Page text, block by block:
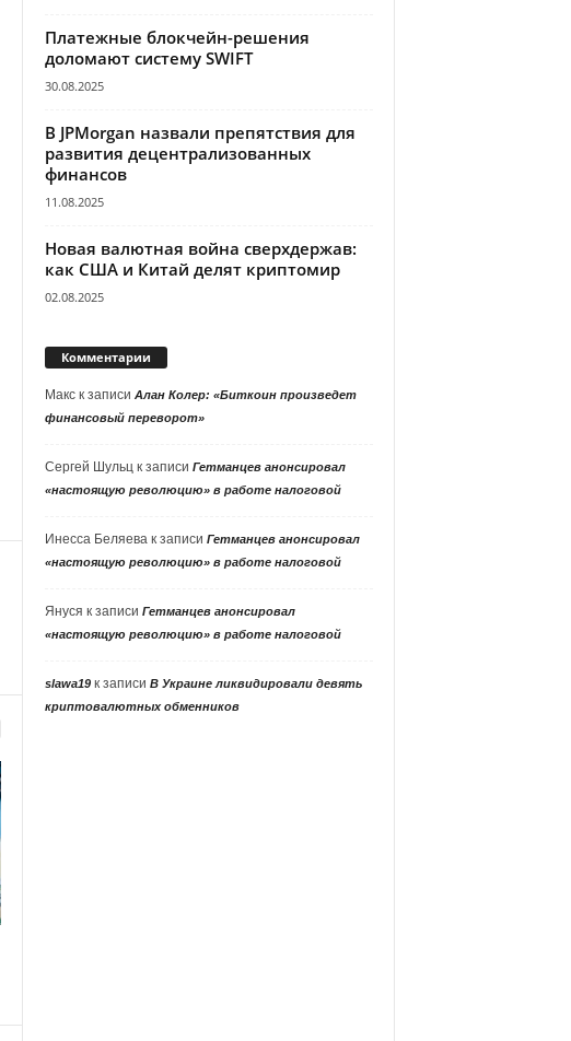
Платежные блокчейн-решения
доломают систему SWIFT
30.08.2025
В JPMorgan назвали препятствия для
развития децентрализованных
финансов
11.08.2025
Новая валютная война сверхдержав:
как США и Китай делят криптомир
02.08.2025
Комментарии
Макск записи Алан Колер: «Биткоин произведет
финансовый переворот»
Сергей Шульцк записи Гетманцев анонсировал
«настоящую революцию» в работе налоговой
Инесса Беляевак записи Гетманцев анонсировал
«настоящую революцию» в работе налоговой
Януся к записи Гетманцев анонсировал
«настоящую революцию» в работе налоговой
slawa19к записи В Украине ликвидировали девять
криптовалютных обменников